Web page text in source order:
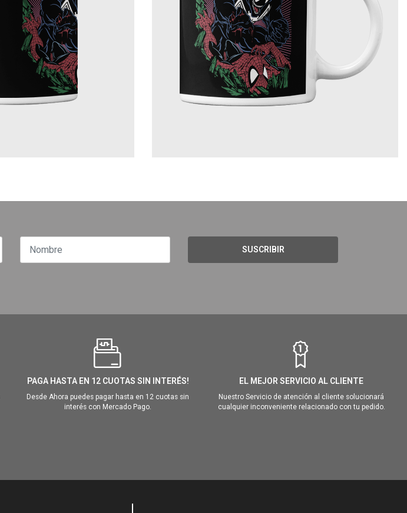
SUSCRIBIR
PAGA HASTA EN 12 CUOTAS SIN INTERÉS!
Desde Ahora puedes pagar hasta en 12 cuotas sin
interés con Mercado Pago.
EL MEJOR SERVICIO AL CLIENTE
Nuestro Servicio de atención al cliente solucionará
cualquier inconveniente relacionado con tu pedido.